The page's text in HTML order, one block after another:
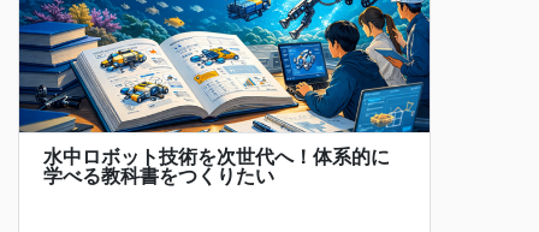
2025/04/04 【4/23 開催】2025年度 学術系クラウドファン
ディング説明会のご案内
2024/12/27 【重要なお知らせ】年末年始休業のお知らせ
水中ロボット技術を次世代へ！体系的に
学べる教科書をつくりたい